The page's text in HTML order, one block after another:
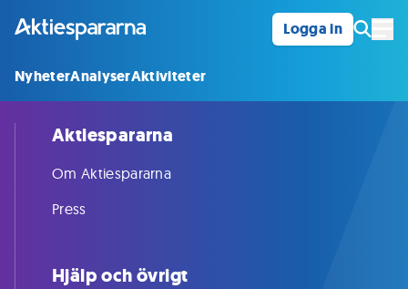
Logga in
NyheterAnalyserAktiviteter
Aktiespararna
Om Aktiespararna
Press
Hjälp och övrigt